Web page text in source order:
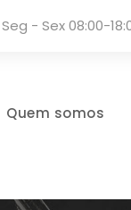
Seg - Sex 08:00-
Quem somos